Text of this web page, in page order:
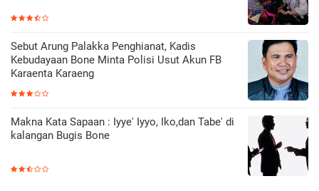
Sebut Arung Palakka Penghianat, Kadis
Kebudayaan Bone Minta Polisi Usut Akun FB
Karaenta Karaeng
Makna Kata Sapaan : Iyye' Iyyo, Iko,dan Tabe' di
kalangan Bugis Bone